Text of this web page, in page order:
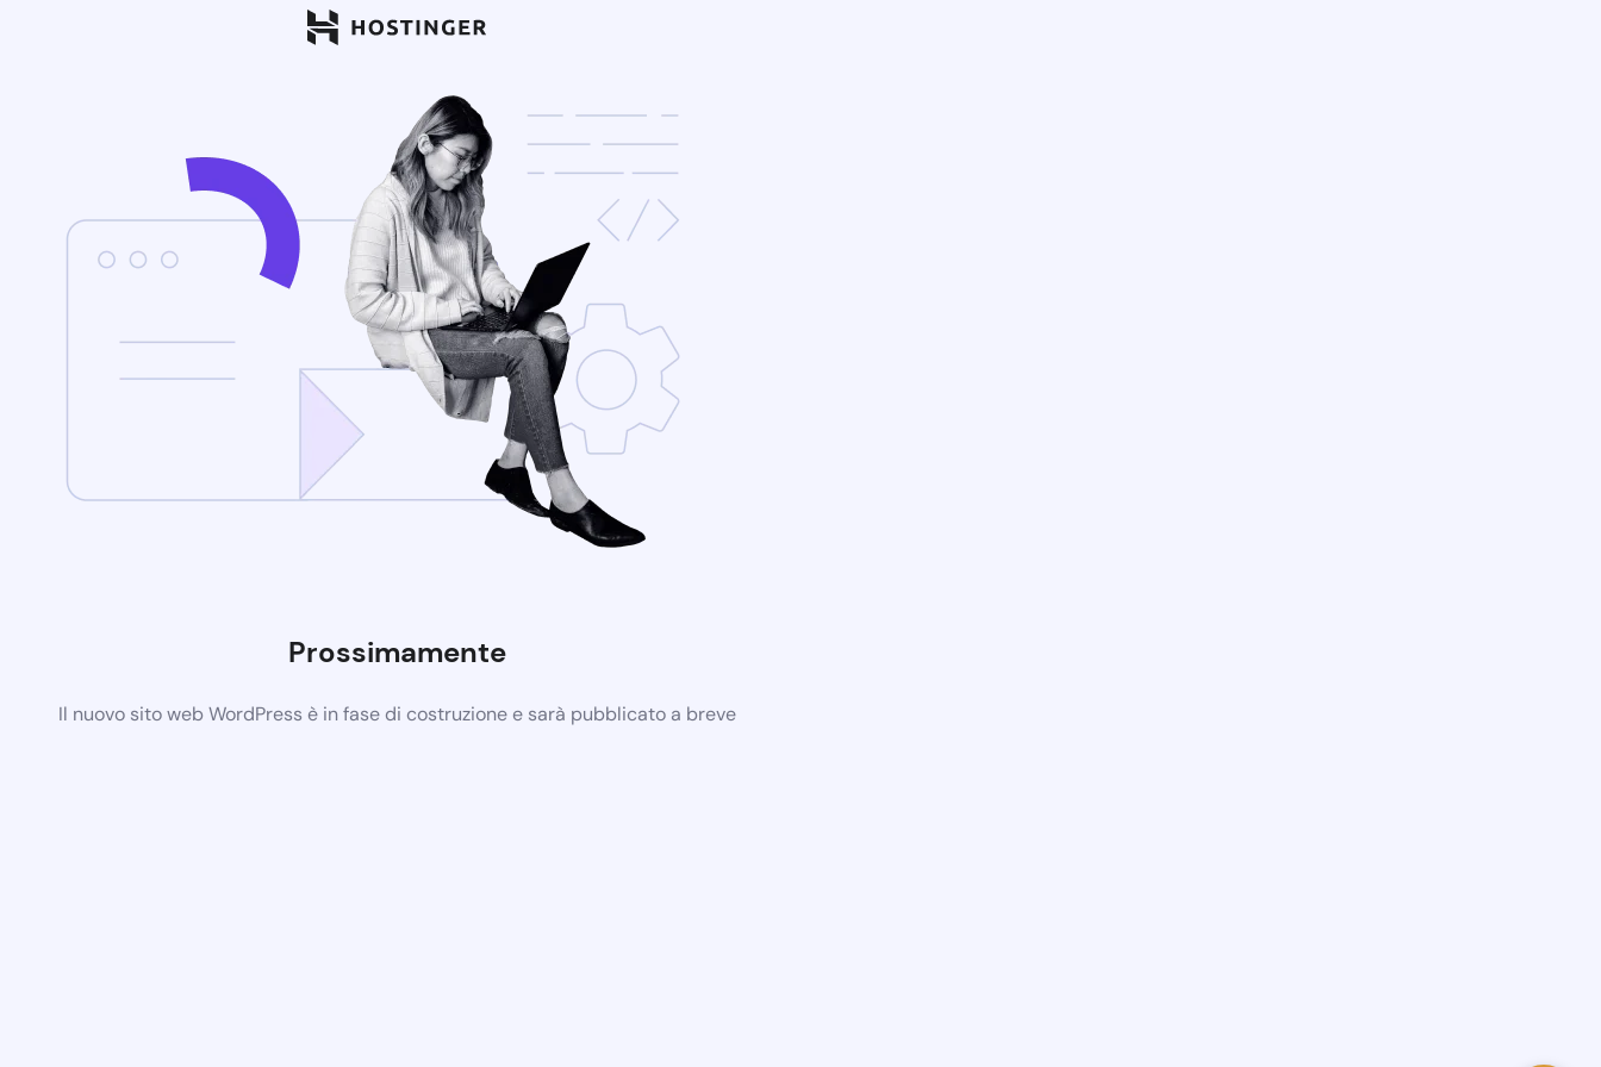
Prossimamente
Il nuovo sito web WordPress è in fase di costruzione e sarà pubblicato a breve